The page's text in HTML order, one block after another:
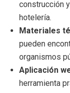
construcción
hotelería.
Materiales
pueden
organismos
Aplicación
herramienta